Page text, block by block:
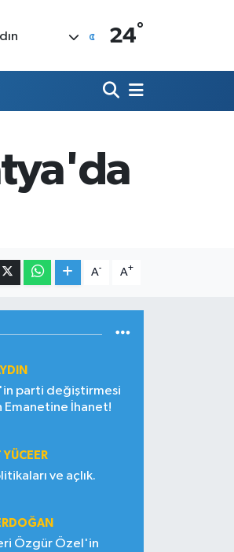
24°
A- A+
parti değiştirmesi
Emanetine İhanet!
ve açlık.
Özgür Özel'in